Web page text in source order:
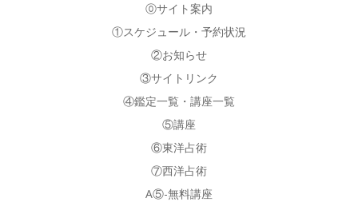
⓪サイト案内
①スケジュール・予約状況
②お知らせ
③サイトリンク
④鑑定一覧・講座一覧
⑤講座
⑥東洋占術
⑦西洋占術
A⑤-無料講座